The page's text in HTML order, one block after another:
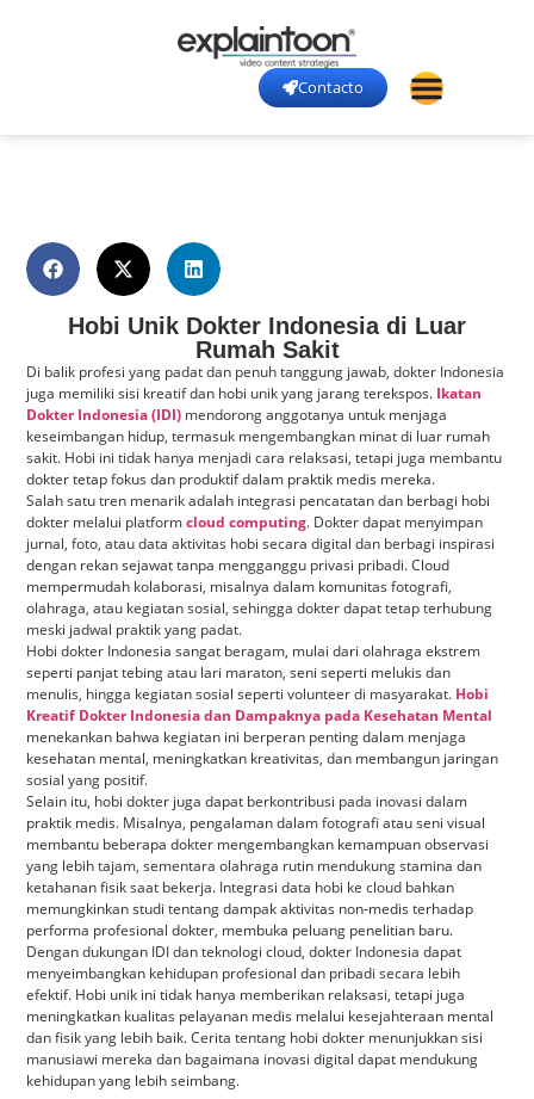
Contacto
Hobi Unik Dokter Indonesia di Luar
Rumah Sakit
Di balik profesi yang padat dan penuh tanggung jawab, dokter Indonesia
juga memiliki sisi kreatif dan hobi unik yang jarang terekspos. Ikatan
Dokter Indonesia (IDI) mendorong anggotanya untuk menjaga
keseimbangan hidup, termasuk mengembangkan minat di luar rumah
sakit. Hobi ini tidak hanya menjadi cara relaksasi, tetapi juga membantu
dokter tetap fokus dan produktif dalam praktik medis mereka.
Salah satu tren menarik adalah integrasi pencatatan dan berbagi hobi
dokter melalui platformcloud computing. Dokter dapat menyimpan
jurnal, foto, atau data aktivitas hobi secara digital dan berbagi inspirasi
dengan rekan sejawat tanpa mengganggu privasi pribadi. Cloud
mempermudah kolaborasi, misalnya dalam komunitas fotografi,
olahraga, atau kegiatan sosial, sehingga dokter dapat tetap terhubung
meski jadwal praktik yang padat.
Hobi dokter Indonesia sangat beragam, mulai dari olahraga ekstrem
seperti panjat tebing atau lari maraton, seni seperti melukis dan
menulis, hingga kegiatan sosial seperti volunteer di masyarakat. Hobi
Kreatif Dokter Indonesia dan Dampaknya pada Kesehatan Mental
menekankan bahwa kegiatan ini berperan penting dalam menjaga
kesehatan mental, meningkatkan kreativitas, dan membangun jaringan
sosial yang positif.
Selain itu, hobi dokter juga dapat berkontribusi pada inovasi dalam
praktik medis. Misalnya, pengalaman dalam fotografi atau seni visual
membantu beberapa dokter mengembangkan kemampuan observasi
yang lebih tajam, sementara olahraga rutin mendukung stamina dan
ketahanan fisik saat bekerja. Integrasi data hobi ke cloud bahkan
memungkinkan studi tentang dampak aktivitas non-medis terhadap
performa profesional dokter, membuka peluang penelitian baru.
Dengan dukungan IDI dan teknologi cloud, dokter Indonesia dapat
menyeimbangkan kehidupan profesional dan pribadi secara lebih
efektif. Hobi unik ini tidak hanya memberikan relaksasi, tetapi juga
meningkatkan kualitas pelayanan medis melalui kesejahteraan mental
dan fisik yang lebih baik. Cerita tentang hobi dokter menunjukkan sisi
manusiawi mereka dan bagaimana inovasi digital dapat mendukung
kehidupan yang lebih seimbang.